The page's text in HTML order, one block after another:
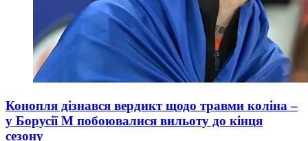
Конопля дізнався вердикт щодо травми коліна –
у Борусії М побоювалися вильоту до кінця
сезону